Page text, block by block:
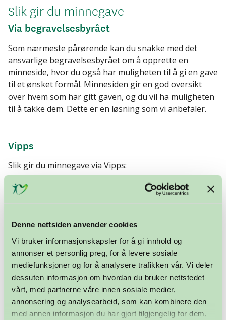
Denne nettsiden anvender cookies
Vi bruker informasjonskapsler for å gi innhold og
annonser et personlig preg, for å levere sosiale
mediefunksjoner og for å analysere trafikken vår. Vi deler
dessuten informasjon om hvordan du bruker nettstedet
vårt, med partnerne våre innen sosiale medier,
annonsering og analysearbeid, som kan kombinere den
med annen informasjon du har gjort tilgjengelig for dem,
Slik gir du minnegave
Via begravelsesbyrået
Som nærmeste pårørende kan du snakke med det
ansvarlige begravelsesbyrået om å opprette en
minneside, hvor du også har muligheten til å gi en gave
til et ønsket formål. Minnesiden gir en god oversikt
over hvem som har gitt gaven, og du vil ha muligheten
til å takke dem. Dette er en løsning som vi anbefaler.
Vipps
Slik gir du minnegave via Vipps:
Fyll inn beløpet du ønsker å gi, og navn på avdøde
Dette er en betalingsløsning som ikke gir de
pårørende automatisk oversikt over hvem som har gitt
gave. Ta kontakt med oss om du ønsker å vite mer om
minnegavene som har kommet inn.